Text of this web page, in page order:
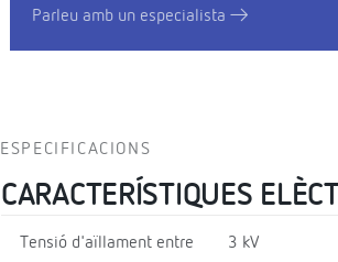
Parleu amb un especialista
ESPECIFICACIONS
CARACTERÍSTIQUES
Tensió d'aïllament entre
3 kV